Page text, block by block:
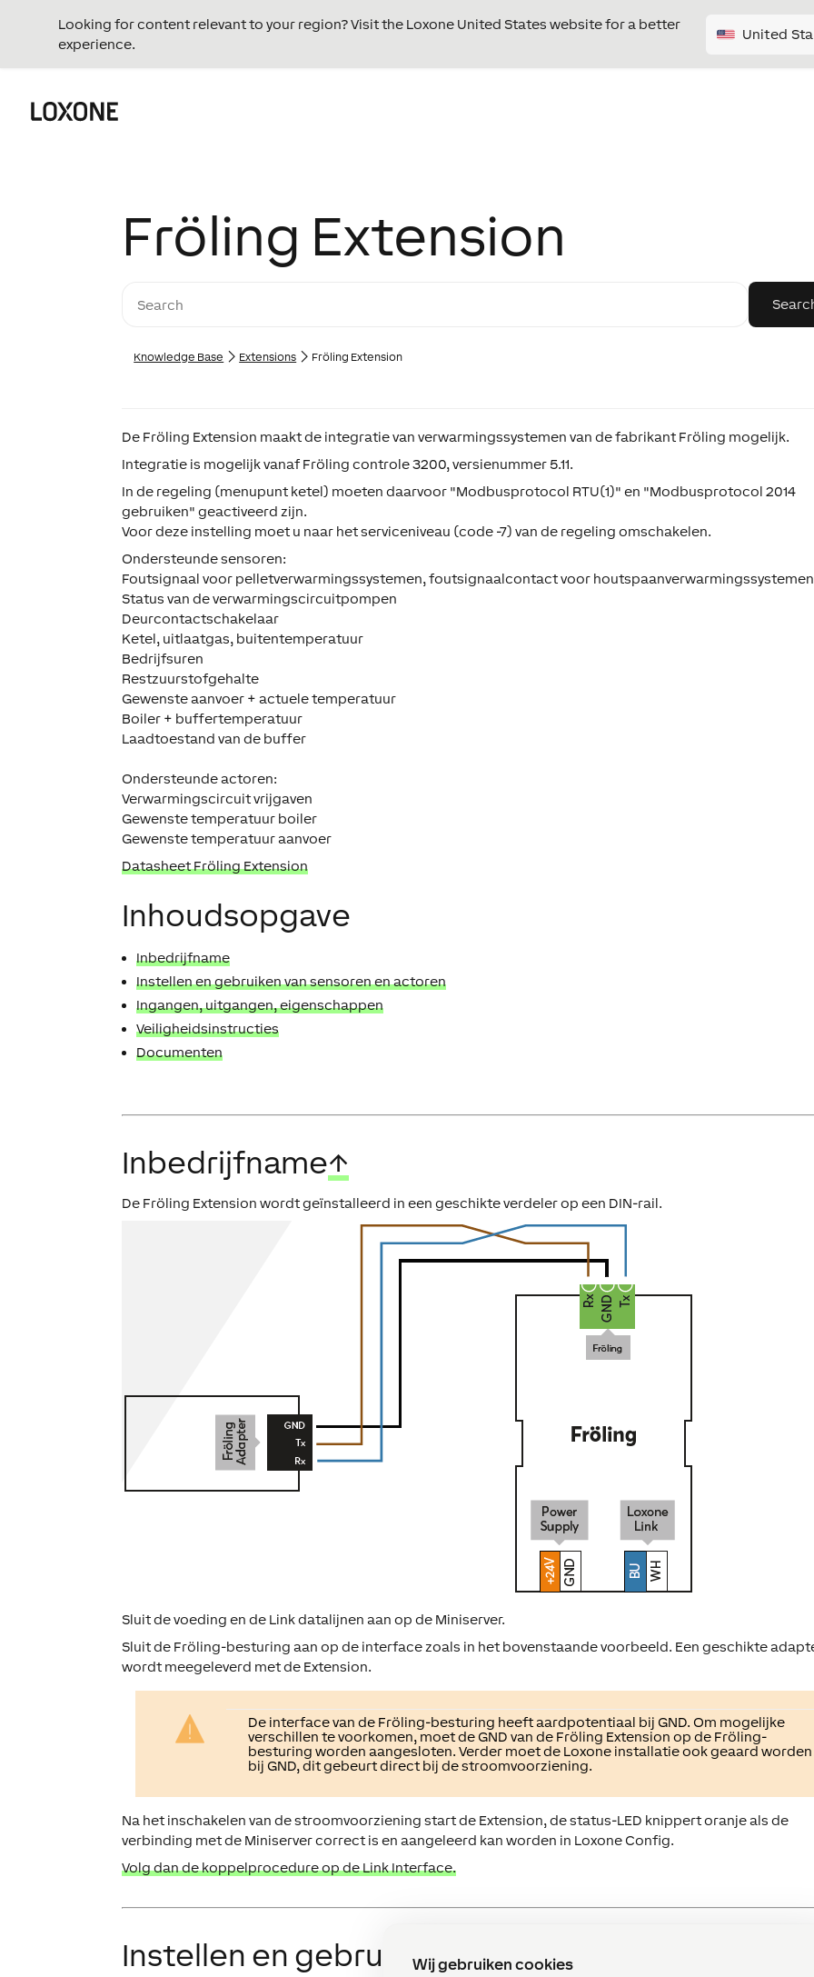
Wij gebruiken cookies
Looking for content relevant to your region? Visit the Loxone United States website for a better
experience.
United
Fröling Extension
Knowledge Base Extensions Fröling Extension
De Fröling Extension maakt de integratie van verwarmingssystemen van de fabrikant Fröling mogelijk.
Integratie is mogelijk vanaf Fröling controle 3200, versienummer 5.11.
In de regeling (menupunt ketel) moeten daarvoor "Modbusprotocol RTU(1)" en "Modbusprotocol 2014
gebruiken" geactiveerd zijn.
Voor deze instelling moet u naar het serviceniveau (code -7) van de regeling omschakelen.
Ondersteunde sensoren:
Foutsignaal voor pelletverwarmingssystemen, foutsignaalcontact voor houtspaanverwarmingssystemen
Status van de verwarmingscircuitpompen
Deurcontactschakelaar
Ketel, uitlaatgas, buitentemperatuur
Bedrijfsuren
Restzuurstofgehalte
Gewenste aanvoer + actuele temperatuur
Boiler + buffertemperatuur
Laadtoestand van de buffer
Ondersteunde actoren:
Verwarmingscircuit vrijgaven
Gewenste temperatuur boiler
Gewenste temperatuur aanvoer
Datasheet Fröling Extension
Inhoudsopgave
Inbedrijfname
Instellen en gebruiken van sensoren en actoren
Ingangen, uitgangen, eigenschappen
Veiligheidsinstructies
Documenten
Inbedrijfname↑
De Fröling Extension wordt geïnstalleerd in een geschikte verdeler op een DIN-rail.
Sluit de voeding en de Link datalijnen aan op de Miniserver.
Sluit de Fröling-besturing aan op de interface zoals in het bovenstaande voorbeeld. Een geschikte
wordt meegeleverd met de Extension.
De interface van de Fröling-besturing heeft aardpotentiaal bij GND. Om mogelijke
verschillen te voorkomen, moet de GND van de Fröling Extension op de Fröling-
besturing worden aangesloten. Verder moet de Loxone installatie ook geaard worden
bij GND, dit gebeurt direct bij de stroomvoorziening.
Na het inschakelen van de stroomvoorziening start de Extension, de status-LED knippert oranje als de
verbinding met de Miniserver correct is en aangeleerd kan worden in Loxone Config.
Volg dan de koppelprocedure op de Link Interface.
Instellen en gebruiken van sensoren en actoren